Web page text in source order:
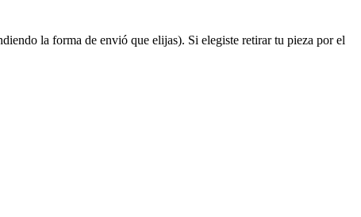
la forma de envió que elijas). Si elegiste retirar tu pieza por el